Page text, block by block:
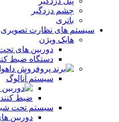
چشم دزدگیر
باتری
سیستم های نظارت تصویری
هایک ویژن
دوربین های
دستگاه ضبط
سیستم آنالوگ
ضبط
سیستم تحت
دوربین